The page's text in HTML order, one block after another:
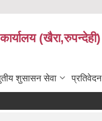
कार्यालय (खैरा,रुपन्देही)
शुसासन सेवा प्रतिवेदन